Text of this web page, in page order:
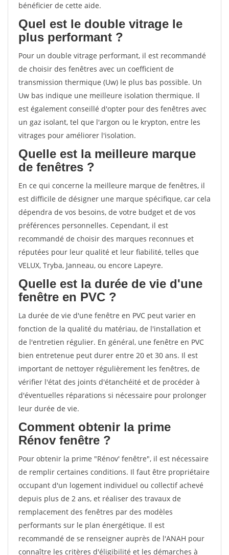
bénéficier de cette aide.
Quel est le double vitrage le
plus performant ?
Pour un double vitrage performant, il est recommandé
de choisir des fenêtres avec un coefficient de
transmission thermique (Uw) le plus bas possible. Un
Uw bas indique une meilleure isolation thermique. Il
est également conseillé d'opter pour des fenêtres avec
un gaz isolant, tel que l'argon ou le krypton, entre les
vitrages pour améliorer l'isolation.
Quelle est la meilleure marque
de fenêtres ?
En ce qui concerne la meilleure marque de fenêtres, il
est difficile de désigner une marque spécifique, car cela
dépendra de vos besoins, de votre budget et de vos
préférences personnelles. Cependant, il est
recommandé de choisir des marques reconnues et
réputées pour leur qualité et leur fiabilité, telles que
VELUX, Tryba, Janneau, ou encore Lapeyre.
Quelle est la durée de vie d'une
fenêtre en PVC ?
La durée de vie d'une fenêtre en PVC peut varier en
fonction de la qualité du matériau, de l'installation et
de l'entretien régulier. En général, une fenêtre en PVC
bien entretenue peut durer entre 20 et 30 ans. Il est
important de nettoyer régulièrement les fenêtres, de
vérifier l'état des joints d'étanchéité et de procéder à
d'éventuelles réparations si nécessaire pour prolonger
leur durée de vie.
Comment obtenir la prime
Rénov fenêtre ?
Pour obtenir la prime "Rénov' fenêtre", il est nécessaire
de remplir certaines conditions. Il faut être propriétaire
occupant d'un logement individuel ou collectif achevé
depuis plus de 2 ans, et réaliser des travaux de
remplacement des fenêtres par des modèles
performants sur le plan énergétique. Il est
recommandé de se renseigner auprès de l'ANAH pour
connaître les critères d'éligibilité et les démarches à